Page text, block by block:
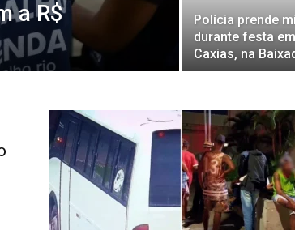
a R$
Polícia prende
durante festa
Caxias, na